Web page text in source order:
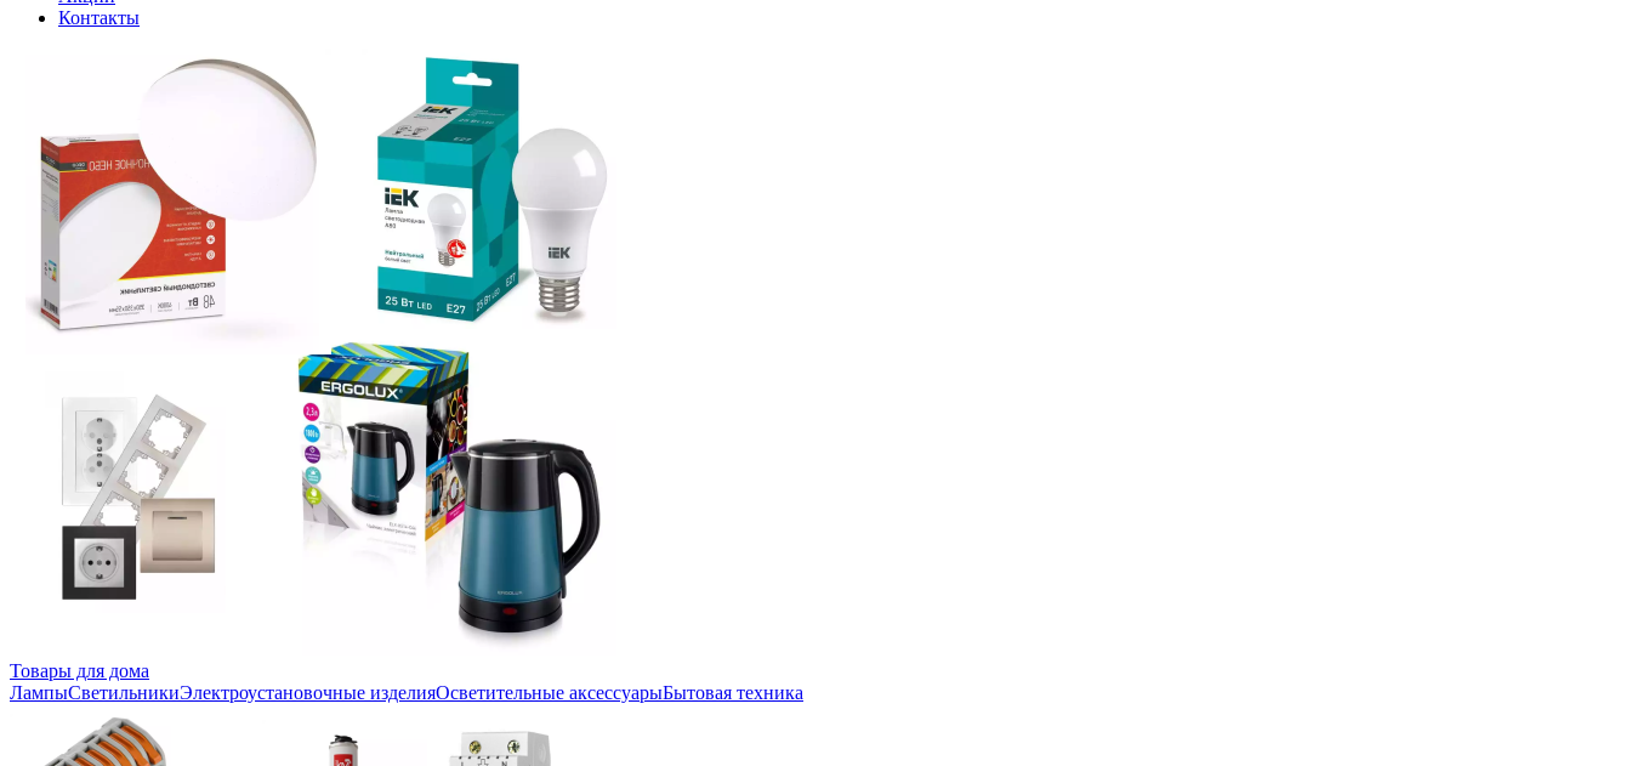
Контакты
Товары для дома
ЛампыСветильникиЭлектроустановочные изделияОсветительные аксессуарыБытовая техника